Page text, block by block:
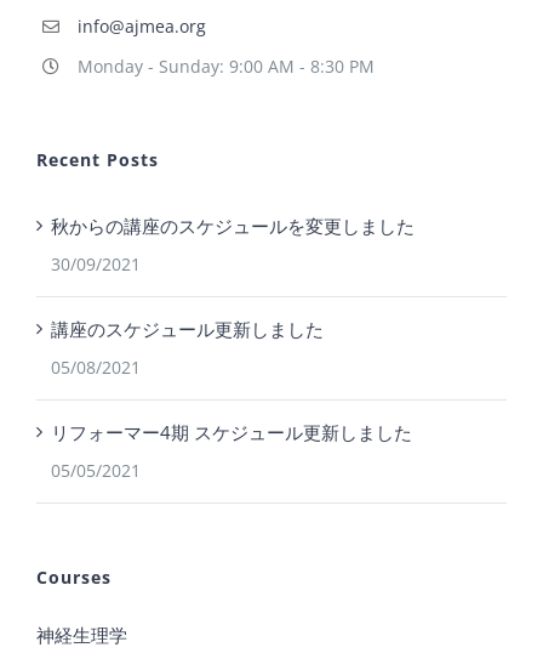
info@ajmea.org
Monday - Sunday: 9:00 AM - 8:30 PM
Recent Posts
秋からの講座のスケジュールを変更しました
30/09/2021
講座のスケジュール更新しました
05/08/2021
リフォーマー4期 スケジュール更新しました
05/05/2021
Courses
神経生理学